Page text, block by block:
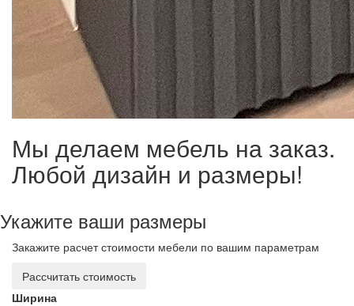
Мы делаем мебель на заказ.
Любой дизайн и размеры!
Укажите ваши размеры
Закажите расчет стоимости мебели по вашим параметрам
Рассчитать стоимость
Ширина